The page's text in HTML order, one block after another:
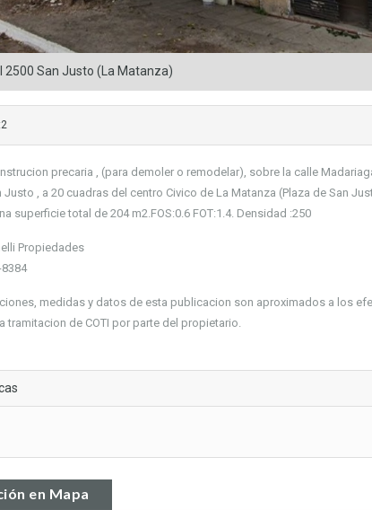
2500 San Justo (La Matanza)
precaria , (para demoler o remodelar), sobre la calle
Justo , a 20 cuadras del centro Civico de La Matanza (Plaza de San
superficie total de 204 m2.FOS:0.6 FOT:1.4. Densidad :250
Propiedades
8384
medidas y datos de esta publicacion son aproximados a los
tramitacion de COTI por parte del propietario.
en Mapa